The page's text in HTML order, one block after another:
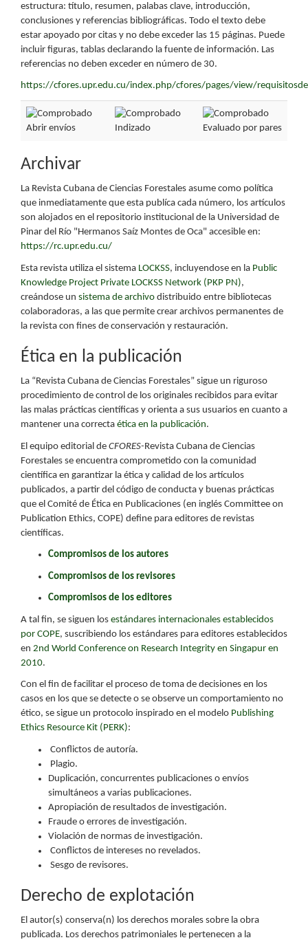
estructura: título, resumen, palabas clave, introducción,
conclusiones y referencias bibliográficas. Todo el texto debe
estar apoyado por citas y no debe exceder las 15 páginas. Puede
incluir figuras, tablas declarando la fuente de información. Las
referencias no deben exceder en número de 30.
https://cfores.upr.edu.cu/index.php/cfores/pages/view/
Abrir envíos Indizado Evaluado por pares
Archivar
La Revista Cubana de Ciencias Forestales asume como política
que inmediatamente que esta publíca cada número, los artículos
son alojados en el repositorio institucional de la Universidad de
Pinar del Río "Hermanos Saíz Montes de Oca" accesible en:
https://rc.upr.edu.cu/
Esta revista utiliza el sistema LOCKSS, incluyendose en la Public
Knowledge Project Private LOCKSS Network (PKP PN),
creándose un sistema de archivo distribuido entre bibliotecas
colaboradoras, a las que permite crear archivos permanentes de
la revista con fines de conservación y restauración.
Ética en la publicación
La “Revista Cubana de Ciencias Forestales” sigue un riguroso
procedimiento de control de los originales recibidos para evitar
las malas prácticas científicas y orienta a sus usuarios en cuanto a
mantener una correcta ética en la publicación.
El equipo editorial de CFORES-Revista Cubana de Ciencias
Forestales se encuentra comprometido con la comunidad
científica en garantizar la ética y calidad de los artículos
publicados, a partir del código de conducta y buenas prácticas
que el Comité de Ética en Publicaciones (en inglés Committee on
Publication Ethics, COPE) define para editores de revistas
científicas.
Compromisos de los autores
Compromisos de los revisores
Compromisos de los editores
A tal fin, se siguen los estándares internacionales establecidos
por COPE, suscribiendo los estándares para editores establecidos
en 2nd World Conference on Research Integrity en Singapur en
2010.
Con el fin de facilitar el proceso de toma de decisiones en los
casos en los que se detecte o se observe un comportamiento no
ético, se sigue un protocolo inspirado en el modelo Publishing
Ethics Resource Kit (PERK):
Conflictos de autoría.
Plagio.
Duplicación, concurrentes publicaciones o envíos
simultáneos a varias publicaciones.
Apropiación de resultados de investigación.
Fraude o errores de investigación.
Violación de normas de investigación.
Conflictos de intereses no revelados.
Sesgo de revisores.
Derecho de explotación
El autor(s) conserva(n) los derechos morales sobre la obra
publicada. Los derechos patrimoniales le pertenecen a la